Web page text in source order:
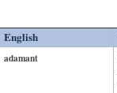
English
adamant